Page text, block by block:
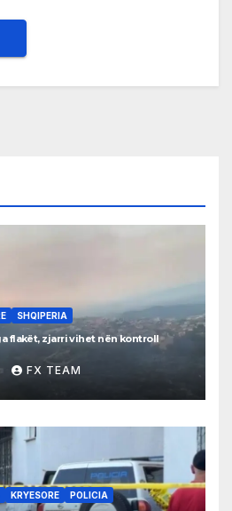
SHQIPERIA
flakët, zjarri vihet nën kontroll
FX TEAM
KRYESORE POLICIA